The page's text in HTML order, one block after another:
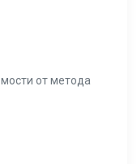
от метода